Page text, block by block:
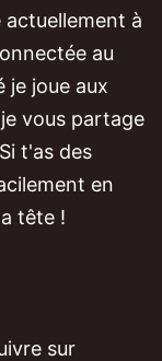
actuellement à
au
je joue aux
vous partage
t'as des
en
tête !
sur